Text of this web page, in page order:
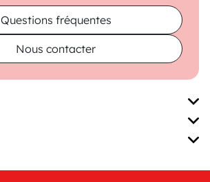
Questions fréquentes
Nous contacter